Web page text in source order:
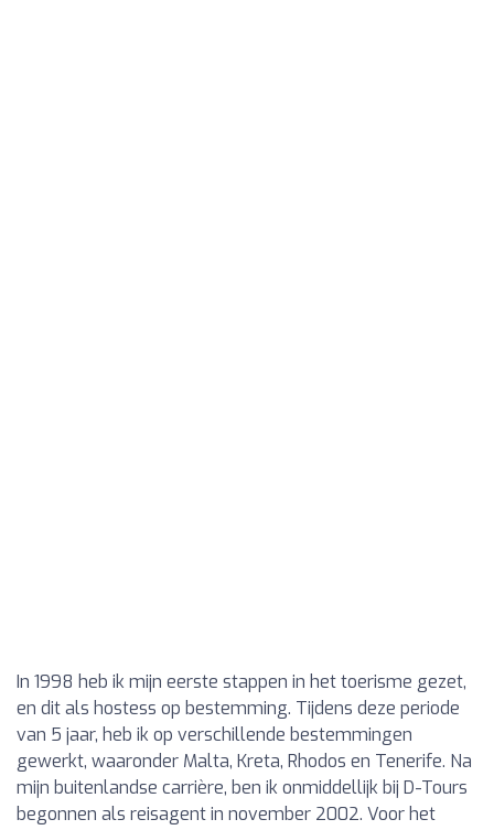
In 1998 heb ik mijn eerste stappen in het toerisme gezet,
en dit als hostess op bestemming. Tijdens deze periode
van 5 jaar, heb ik op verschillende bestemmingen
gewerkt, waaronder Malta, Kreta, Rhodos en Tenerife. Na
mijn buitenlandse carrière, ben ik onmiddellijk bij D-Tours
begonnen als reisagent in november 2002. Voor het